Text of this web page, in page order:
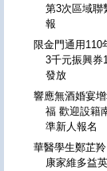
第3次區域聯
報
限金門通用110
3千元振興券
發放
響應無酒婚宴
福 歡迎設籍
準新人報名
華醫學生鄭芷羚
康家維多益